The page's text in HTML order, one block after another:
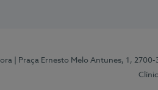
| Praça Ernesto Melo Antunes, 1,